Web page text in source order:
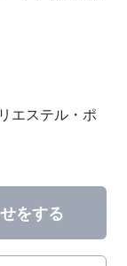
エステル・ポ
をする